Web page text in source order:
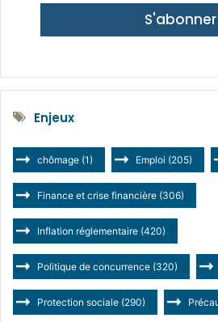
S'abonner
Enjeux
chômage (1) Emploi (205)
Finance et crise financière (306)
Inflation réglementaire (420)
Politique de concurrence (320)
Protection sociale (290)